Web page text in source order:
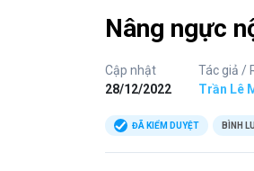
Nâng ngực
Cập nhật
28/12/2022
Tác giả /
Trần Lê
ĐÃ KIỂM DUYỆT BÌNH